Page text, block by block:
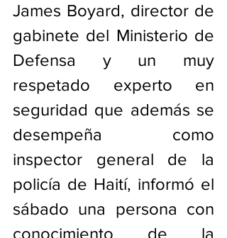
James Boyard, director de
gabinete del Ministerio de
Defensa y un muy
respetado experto en
seguridad que además se
desempeña como
inspector general de la
policía de Haití, informó el
sábado una persona con
conocimiento de la